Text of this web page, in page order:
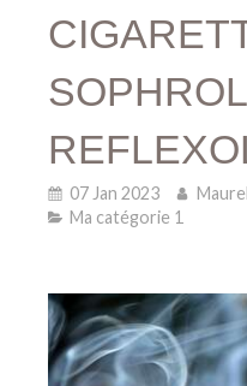
07 Jan 2023
Ma catégorie 1